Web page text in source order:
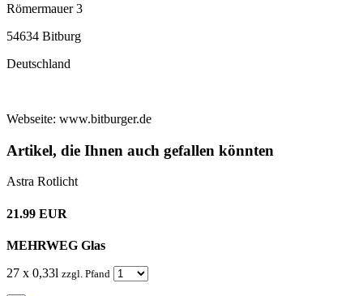
Römermauer 3
54634 Bitburg
Deutschland
Webseite: www.bitburger.de
Artikel, die Ihnen auch gefallen könnten
Astra Rotlicht
21.99 EUR
MEHRWEG Glas
27 x 0,33l zzgl. Pfand